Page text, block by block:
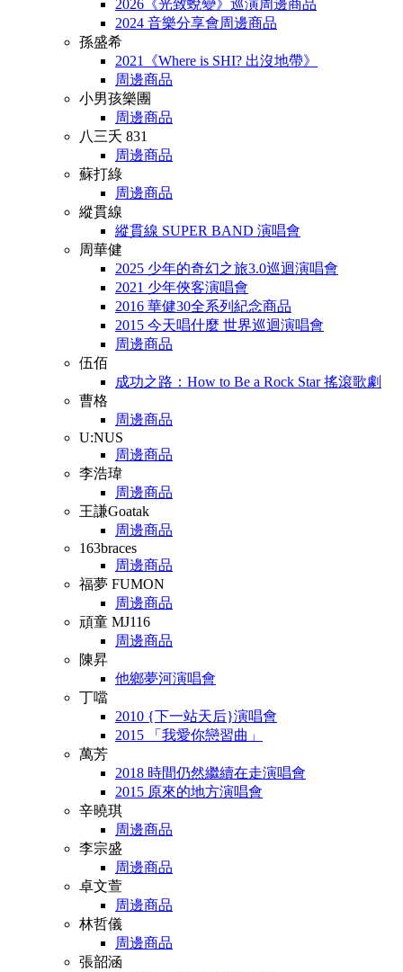
2026《光致蛻變》巡演周邊商品
2024 音樂分享會周邊商品
孫盛希
2021《Where is SHI? 出沒地帶》
周邊商品
小男孩樂團
周邊商品
八三夭 831
周邊商品
蘇打綠
周邊商品
縱貫線
縱貫線 SUPER BAND 演唱會
周華健
2025 少年的奇幻之旅3.0巡迴演唱會
2021 少年俠客演唱會
2016 華健30全系列紀念商品
2015 今天唱什麼 世界巡迴演唱會
周邊商品
伍佰
成功之路：How to Be a Rock Star 搖滾歌劇
曹格
周邊商品
U:NUS
周邊商品
李浩瑋
周邊商品
王謙Goatak
周邊商品
163braces
周邊商品
福夢 FUMON
周邊商品
頑童 MJ116
周邊商品
陳昇
他鄉夢河演唱會
丁噹
2010 {下一站天后}演唱會
2015 「我愛你戀習曲」
萬芳
2018 時間仍然繼續在走演唱會
2015 原來的地方演唱會
辛曉琪
周邊商品
李宗盛
周邊商品
卓文萱
周邊商品
林哲儀
周邊商品
張韶涵